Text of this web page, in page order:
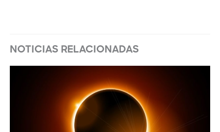
NOTICIAS RELACIONADAS